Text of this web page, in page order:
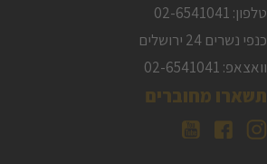
טלפון: 02-6541041
כנפי נשרים 24 ירושלים
וואצאפ: 02-6541041
תשארו מחוברים